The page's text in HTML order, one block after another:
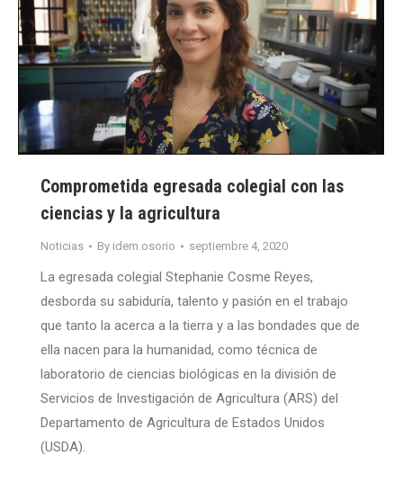
Comprometida egresada colegial con las
ciencias y la agricultura
Noticias By idem.osorio septiembre 4, 2020
La egresada colegial Stephanie Cosme Reyes,
desborda su sabiduría, talento y pasión en el trabajo
que tanto la acerca a la tierra y a las bondades que de
ella nacen para la humanidad, como técnica de
laboratorio de ciencias biológicas en la división de
Servicios de Investigación de Agricultura (ARS) del
Departamento de Agricultura de Estados Unidos
(USDA).